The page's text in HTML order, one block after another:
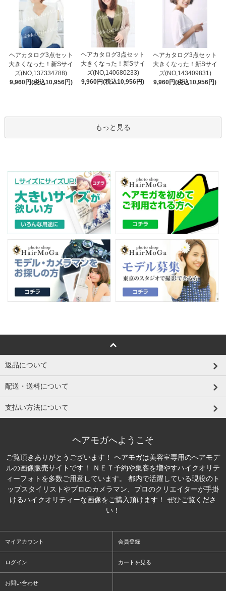
ヘアカタログ3点セット
大きくなった！新Sサイ
ズ(NO,137334788)
9,960円(税込10,956円)
ヘアカタログ3点セット
大きくなった！新Sサイ
ズ(NO,140680233)
9,960円(税込10,956円)
ヘアカタログ3点セット
大きくなった！新Sサイ
ズ(NO,143409831)
9,960円(税込10,956円)
もっと見る
返品について
配送・送料について
支払い方法について
ヘアモガへようこそ
ご覧頂きありがとうございます！ ヘアモガは美容室専用のヘアモデ
ルの画像販売サイトです！ ＮＥＴ予約や集客を増やすハイクオリテ
ィーフォトを多数ご用意しています。 都内で活躍している現役のト
ップスタイリストやプロのカメラマン、プロのクリエイターが手掛
けるハイクオリティーな画像をご購入頂けます！ ぜひご覧くださ
い！
マイアカウント 会員登録
ログイン カートを見る
お問い合わせ